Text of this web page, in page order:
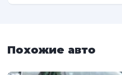
Похожие авто